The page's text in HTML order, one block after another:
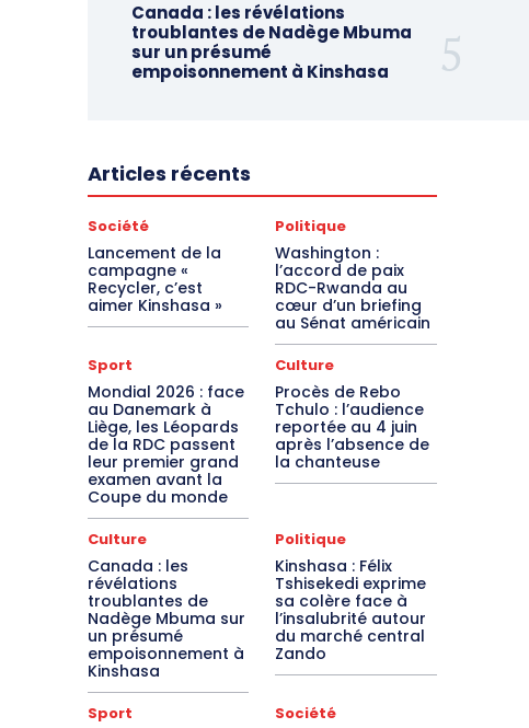
Canada : les révélations
troublantes de Nadège Mbuma
sur un présumé
empoisonnement à Kinshasa
Articles récents
Société
Lancement de la
campagne «
Recycler, c’est
aimer Kinshasa »
Politique
Washington :
l’accord de paix
RDC-Rwanda au
cœur d’un briefing
au Sénat américain
Sport
Mondial 2026 : face
au Danemark à
Liège, les Léopards
de la RDC passent
leur premier grand
examen avant la
Coupe du monde
Culture
Procès de Rebo
Tchulo : l’audience
reportée au 4 juin
après l’absence de
la chanteuse
Culture
Canada : les
révélations
troublantes de
Nadège Mbuma sur
un présumé
empoisonnement à
Kinshasa
Politique
Kinshasa : Félix
Tshisekedi exprime
sa colère face à
l’insalubrité autour
du marché central
Zando
Sport Société